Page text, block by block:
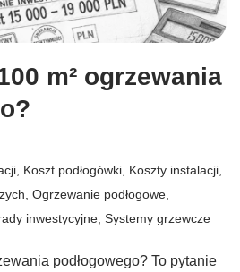
m² ogrzewania
Koszt podłogówki Koszty instalacji
Ogrzewanie podłogowe
inwestycyjne Systemy grzewcze
podłogowego? To pytanie